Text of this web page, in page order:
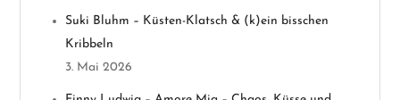
a
Suki Bluhm – Küsten-Klatsch & (k)ein bisschen
Kribbeln
3. Mai 2026